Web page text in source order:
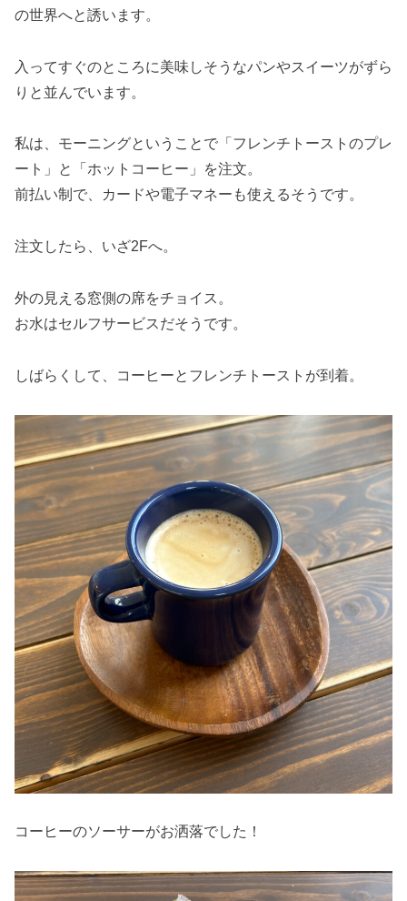
の世界へと誘います。
入ってすぐのところに美味しそうなパンやスイーツがずら
りと並んでいます。
私は、モーニングということで「フレンチトーストのプレ
ート」と「ホットコーヒー」を注文。
前払い制で、カードや電子マネーも使えるそうです。
注文したら、いざ2Fへ。
外の見える窓側の席をチョイス。
お水はセルフサービスだそうです。
しばらくして、コーヒーとフレンチトーストが到着。
コーヒーのソーサーがお洒落でした！